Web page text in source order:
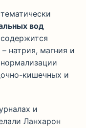
вод
натрия, магния и
кишечных и
и
Ланхарон